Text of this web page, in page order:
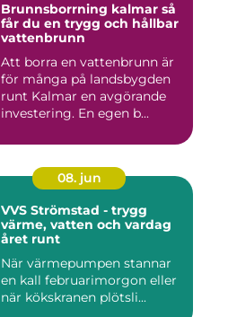
Brunnsborrning kalmar så
får du en trygg och hållbar
vattenbrunn
Att borra en vattenbrunn är
för många på landsbygden
runt Kalmar en avgörande
investering. En egen b...
08. jun
VVS Strömstad - trygg
värme, vatten och vardag
året runt
När värmepumpen stannar
en kall februarimorgon eller
när kökskranen plötsli...